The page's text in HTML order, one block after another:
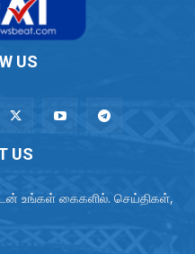
US
US
உங்கள் கைகளில். செய்திகள்,